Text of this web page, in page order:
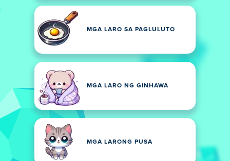
MGA LARO SA PAGLULUTO
MGA LARO NG GINHAWA
MGA LARONG PUSA